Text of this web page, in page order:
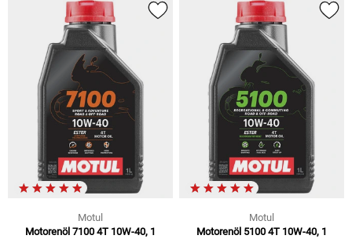
Motul
Motorenöl 7100 4T 10W-40, 1
Motul
Motorenöl 5100 4T 10W-40, 1